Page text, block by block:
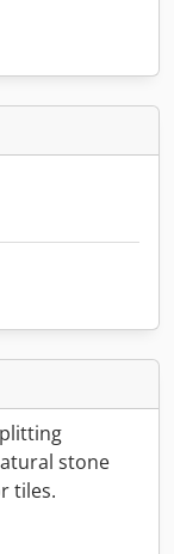
stone
tiles.